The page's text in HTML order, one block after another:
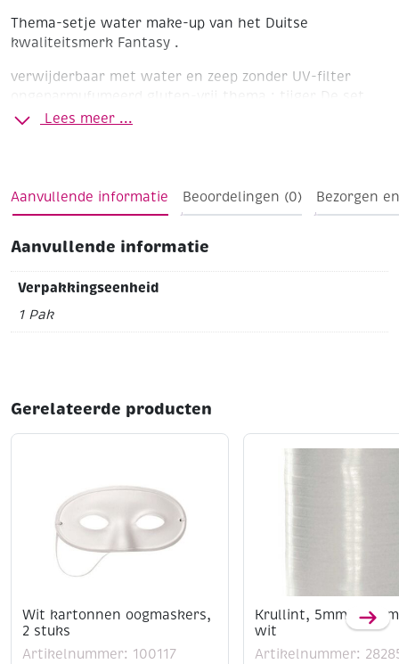
Thema-setje water make-up van het Duitse
kwaliteitsmerk Fantasy .
verwijderbaar met water en zeep zonder UV-filter
ongeparmufumeerd
gluten-vrij thema : tijger
De set
bevat 4 x 6,5g schmink en een gratis (basic) mini
Lees meer ...
Aanvullende informatie Beoordelingen (0) Bezorgen
Aanvullende informatie
Verpakkingseenheid
1 Pak
Gerelateerde producten
Wit kartonnen oogmaskers,
2 stuks
Artikelnummer: 100117
Krullint, 5mm, 500
wit
Artikelnummer: